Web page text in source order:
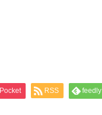
Pocket RSS feedly